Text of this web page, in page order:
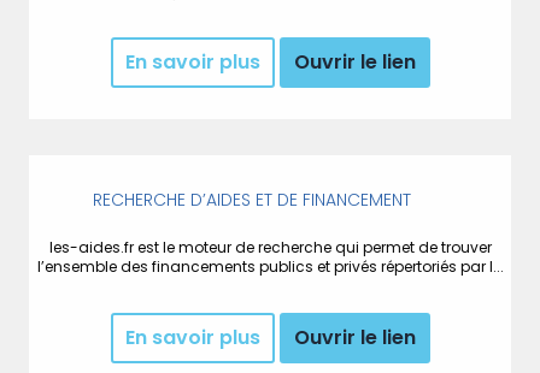
En savoir plus Ouvrir le lien
RECHERCHE D’AIDES ET DE FINANCEMENT
les-aides.fr est le moteur de recherche qui permet de trouver
l’ensemble des financements publics et privés répertoriés par l...
En savoir plus Ouvrir le lien